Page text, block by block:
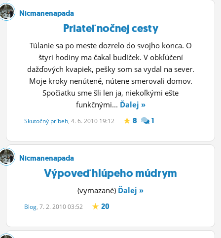
Nicmanenapada
Priateľ nočnej cesty
Túlanie sa po meste dozrelo do svojho konca. O
štyri hodiny ma čakal budíček. V obkľúčení
dažďových kvapiek, pešky som sa vydal na sever.
Moje kroky nenútené, nútene smerovali domov.
Spočiatku sme šli len ja, niekoľkými ešte
funkčnými... Ďalej »
Skutočný príbeh, 4. 6. 2010 19:12 8 1
Nicmanenapada
Výpoveď hlúpeho múdrym
(vymazané) Ďalej »
Blog, 7. 2. 2010 03:52 20